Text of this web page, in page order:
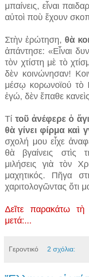
μπαίνεις, εἶναι
αὐτοὶ ποὺ ἔχουν
Στὴν ἐρώτηση,θὰ
ἀπάντησε: «Εἶναι
τὸν χτίστη μὲ τὸ
δὲν κοινώνησαν!
μέσῳ κορωνοϊού τὸ
ἐγώ, δὲν ἔπαθε
Τί τοῦ ἀνέφερε ὁ
θὰ γίνει φίρμα καὶ
σχολή μου εἶχε
θὰ βγαίνεις στὶς
μιλήσεις γιὰ τὸν
μαχητικός. Πῆγα
χαριτολογῶντας ὅτι
Δεῖτε παρακάτω
μετά:...
Γεροντικό 2 σχόλια: